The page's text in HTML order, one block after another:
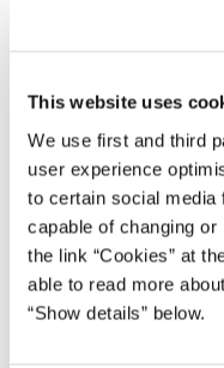
This website uses
We use first and third
user experience
to certain social media
capable of changing
the link “Cookies” at
able to read more
“Show details” below.
Sundhedsministeriets
De fem
Pop-up